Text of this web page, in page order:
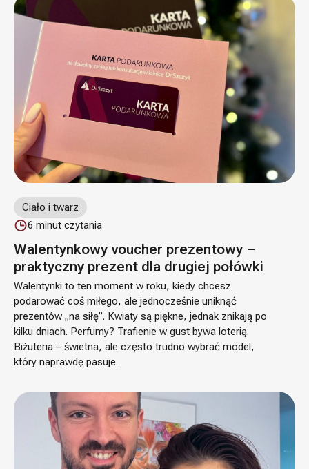
Ciało i twarz
6 minut czytania
Walentynkowy voucher prezentowy –
praktyczny prezent dla drugiej połówki
Walentynki to ten moment w roku, kiedy chcesz
podarować coś miłego, ale jednocześnie uniknąć
prezentów „na siłę”. Kwiaty są piękne, jednak znikają po
kilku dniach. Perfumy? Trafienie w gust bywa loterią.
Biżuteria – świetna, ale często trudno wybrać model,
który naprawdę pasuje.